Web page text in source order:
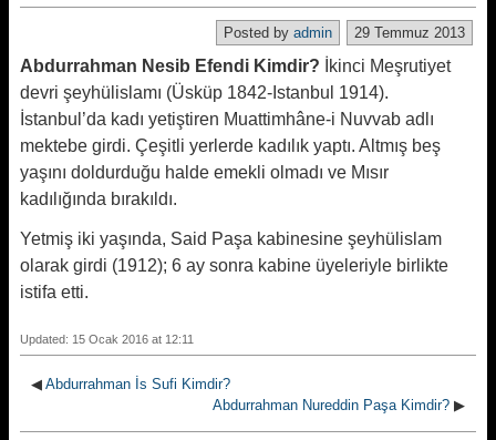
29 Temmuz 2013
Posted by admin
Abdurrahman Nesib Efendi Kimdir? İkinci Meşrutiyet
devri şeyhülislamı (Üsküp 1842-Istanbul 1914).
İstanbul’da kadı yetiştiren Muattimhâne-i Nuvvab adlı
mektebe girdi. Çeşitli yerlerde kadılık yaptı. Altmış beş
yaşını doldurduğu halde emekli olmadı ve Mısır
kadılığında bırakıldı.
Yetmiş iki yaşında, Said Paşa kabinesine şeyhülislam
olarak girdi (1912); 6 ay sonra kabine üyeleriyle birlikte
istifa etti.
Updated: 15 Ocak 2016 at 12:11
◀ Abdurrahman İs Sufi Kimdir?
Abdurrahman Nureddin Paşa Kimdir? ▶